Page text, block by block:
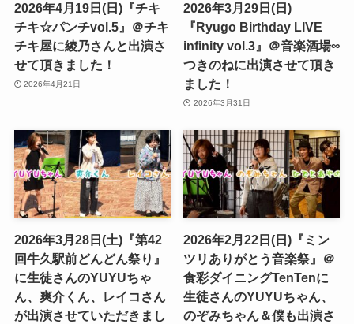
2026年4月19日(日)『チキ
チキ☆パンチvol.5』＠チキ
チキ屋に綾乃さんと出演さ
せて頂きました！
2026年4月21日
2026年3月29日(日)
『Ryugo Birthday LIVE
infinity vol.3』＠音楽酒場∞
つきのねに出演させて頂き
ました！
2026年3月31日
2026年3月28日(土)『第42
回牛久駅前どんどん祭り』
に生徒さんのYUYUちゃ
ん、爽介くん、レイコさん
が出演させていただきまし
2026年2月22日(日)『ミン
ツリありがとう音楽祭』＠
食彩ダイニングTenTenに
生徒さんのYUYUちゃん、
のぞみちゃん＆僕も出演さ